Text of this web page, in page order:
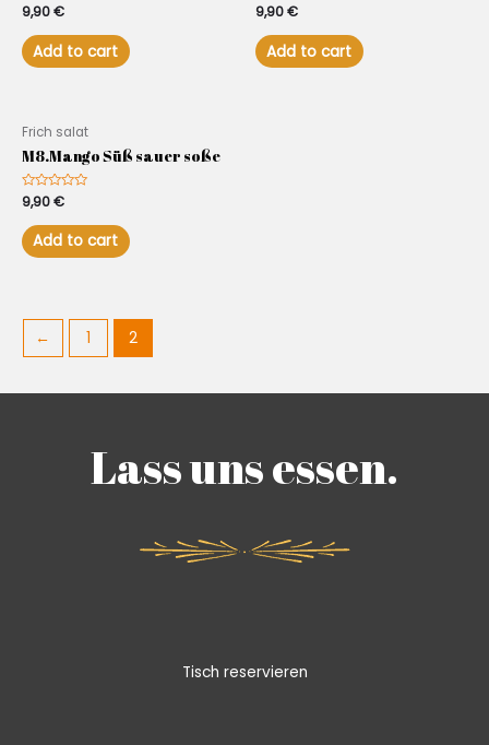
Rated
0
out
of
5
9,90€
Add to cart
Rated
0
out
of
5
9,90€
Add to cart
Frich salat
M8.Mango Süß sauer soße
Rated
0
out
of
5
9,90€
Add to cart
← 1 2
Lass uns essen.
Tisch reservieren